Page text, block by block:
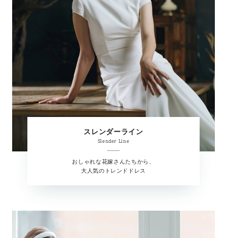
スレンダーライン
Slender Line
おしゃれな花嫁さんたちから、
大人気のトレンドドレス